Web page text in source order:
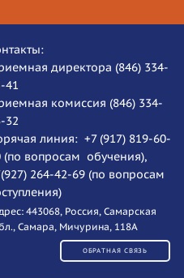
директора (846) 334-
41
комиссия (846) 334-
32
линия: +7 (917) 819-60-
(по вопросам обучения),
264-42-69 (по вопросам
443068, Россия, Самарская
Самара, Мичурина, 118А
ОБРАТНАЯ СВЯЗЬ